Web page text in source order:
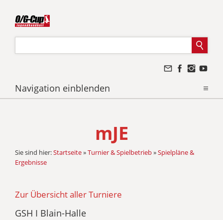
Navigation einblenden
mJE
Sie sind hier:Startseite»Turnier & Spielbetrieb»Spielpläne &
Ergebnisse
Zur Übersicht aller Turniere
GSH I Blain-Halle